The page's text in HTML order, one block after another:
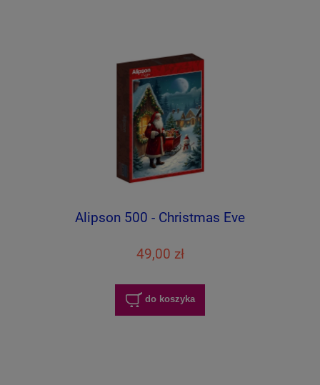
Alipson 500 - Christmas Eve
49,00 zł
do koszyka